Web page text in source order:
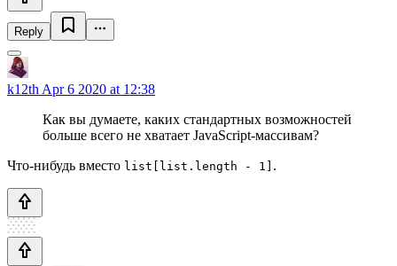
Reply
k12th Apr 6 2020 at 12:38
Как вы думаете, каких стандартных возможностей
больше всего не хватает JavaScript-массивам?
Что-нибудь вместо list[list.length - 1] .